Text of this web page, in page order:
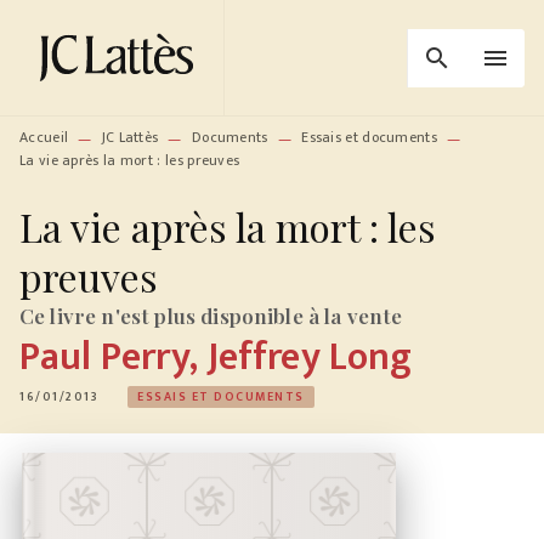
MENU RECHERCHE
PIED DE PAGE
search menu
Accueil — JC Lattès — Documents — Essais et documents —
La vie après la mort : les preuves
La vie après la mort : les
preuves
Ce livre n'est plus disponible à la vente
Paul Perry,Jeffrey Long
16/01/2013 ESSAIS ET DOCUMENTS